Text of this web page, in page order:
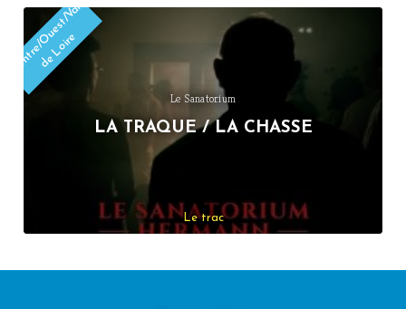
Le Sanatorium
LA TRAQUE / LA CHASSE
C
e
n
t
r
e
/
O
u
e
s
t
/
V
al
d
e
L
oi
r
e
Le trac